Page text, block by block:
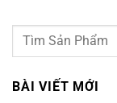
BÀI VIẾT MỚI